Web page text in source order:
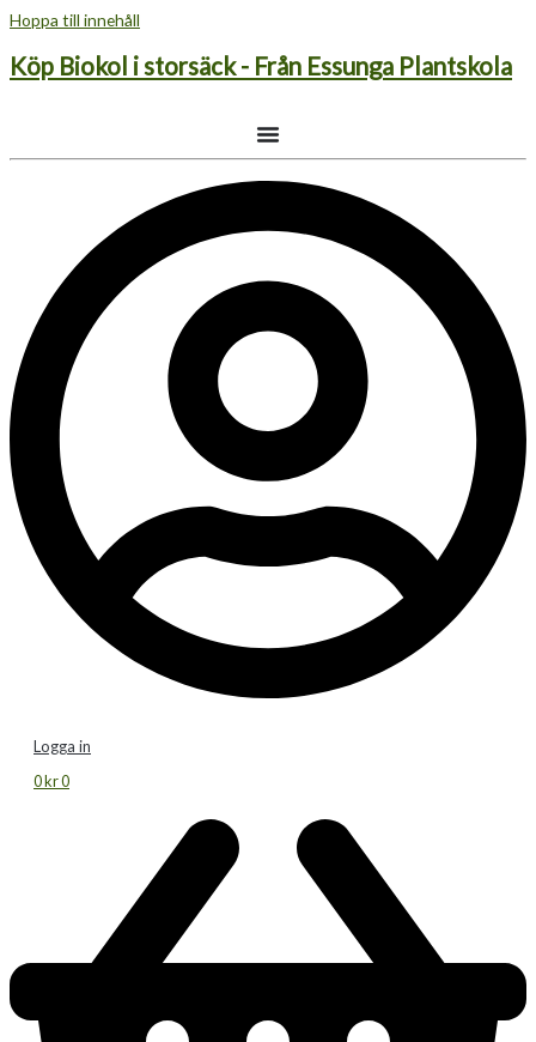
Hoppa till innehåll
Köp Biokol i storsäck - Från Essunga Plantskola
Logga in
0kr0